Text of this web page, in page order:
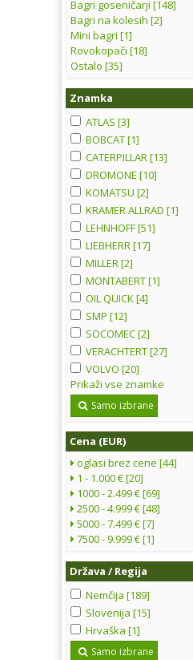
Bagri goseničarji [148]
Bagri na kolesih [2]
Mini bagri [1]
Rovokopači [18]
Ostalo [35]
Znamka
ATLAS [3]
BOBCAT [1]
CATERPILLAR [13]
DROMONE [10]
KOMATSU [2]
KRAMER ALLRAD [1]
LEHNHOFF [51]
LIEBHERR [17]
MILLER [2]
MONTABERT [1]
OIL QUICK [4]
SMP [12]
SOCOMEC [2]
VERACHTERT [27]
VOLVO [20]
Prikaži vse znamke
Samo izbrane
Cena (EUR)
oglasi brez cene [44]
1 - 1.000 € [20]
1000 - 2.499 € [69]
2500 - 4.999 € [48]
5000 - 7.499 € [7]
7500 - 9.999 € [1]
Država / Regija
Nemčija [189]
Slovenija [15]
Hrvaška [1]
Samo izbrane